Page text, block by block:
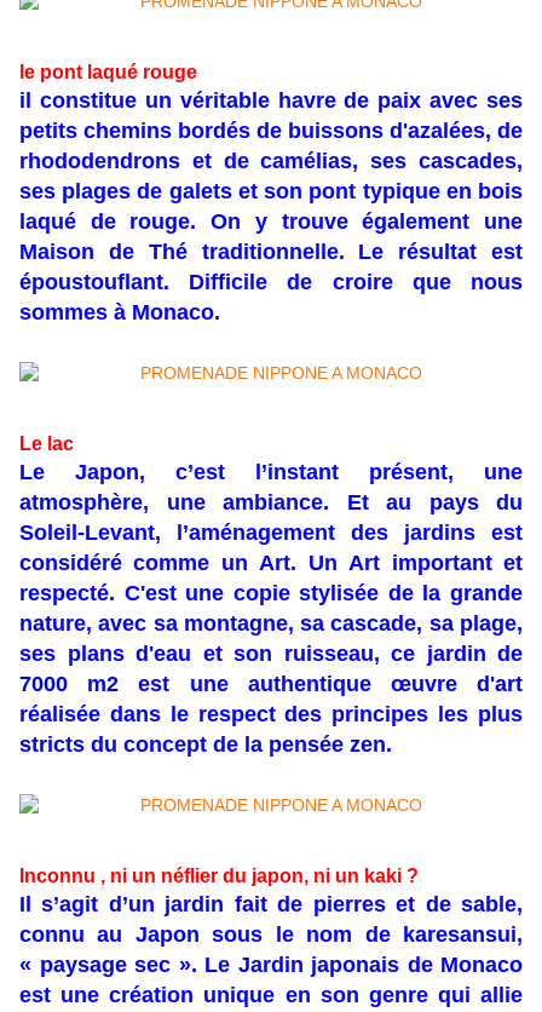
le pont laqué rouge
il constitue un véritable havre de paix avec ses
petits chemins bordés de buissons d'azalées, de
rhododendrons et de camélias, ses cascades,
ses plages de galets et son pont typique en bois
laqué de rouge. On y trouve également une
Maison de Thé traditionnelle. Le résultat est
époustouflant. Difficile de croire que nous
sommes à Monaco.
Le lac
Le Japon, c’est l’instant présent, une
atmosphère, une ambiance. Et au pays du
Soleil-Levant, l’aménagement des jardins est
considéré comme un Art. Un Art important et
respecté. C'est une copie stylisée de la grande
nature, avec sa montagne, sa cascade, sa plage,
ses plans d'eau et son ruisseau, ce jardin de
7000 m2 est une authentique œuvre d'art
réalisée dans le respect des principes les plus
stricts du concept de la pensée zen.
Inconnu , ni un néflier du japon, ni un kaki ?
Il s’agit d’un jardin fait de pierres et de sable,
connu au Japon sous le nom de karesansui,
« paysage sec ». Le Jardin japonais de Monaco
est une création unique en son genre qui allie